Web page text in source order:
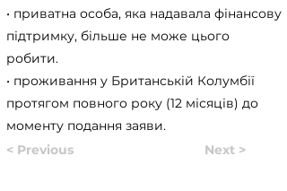
• приватна особа, яка надавала фінансову
підтримку, більше не може цього
робити.
• проживання у Британській Колумбії
протягом повного року (12 місяців) до
моменту подання заяви.
< Previous
Next >